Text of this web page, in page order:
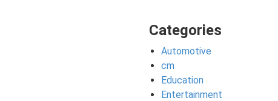
Categories
Automotive
cm
Education
Entertainment